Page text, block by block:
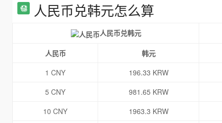
人民币兑韩元怎么算
人民币兑韩元
人民币
韩元
1 CNY
196.33 KRW
5 CNY
981.65 KRW
10 CNY
1963.3 KRW